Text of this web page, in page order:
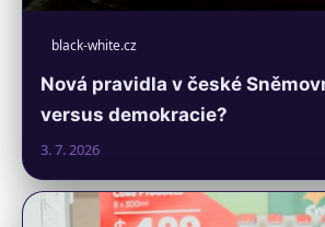
black-white.cz
Nová pravidla v české
versus demokracie?
3. 7. 2026